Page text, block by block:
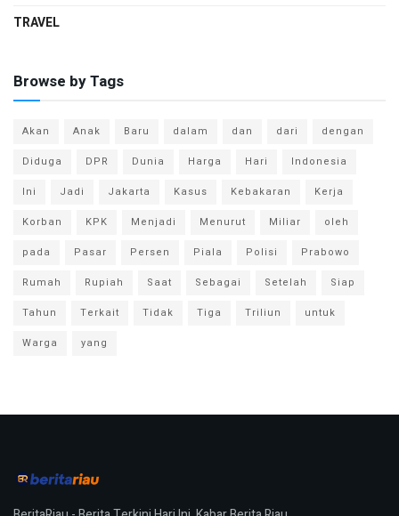
TRAVEL
Browse by Tags
Akan Anak Baru dalam dan dari
dengan
Diduga
DPR Dunia Harga Hari
Indonesia
Ini
Jadi Jakarta Kasus Kebakaran
Kerja
Korban
KPK Menjadi Menurut Miliar
oleh
pada
Pasar Persen Piala Polisi
Prabowo
Rumah
Rupiah Saat Sebagai Setelah
Siap
Tahun
Terkait Tidak Tiga Triliun
untuk
Warga
yang